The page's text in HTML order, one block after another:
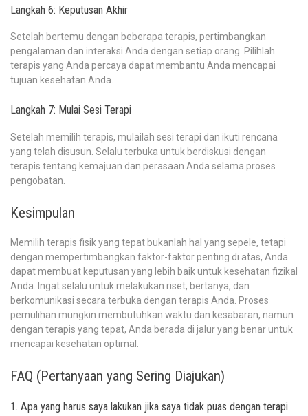
Langkah 6: Keputusan Akhir
Setelah bertemu dengan beberapa terapis, pertimbangkan
pengalaman dan interaksi Anda dengan setiap orang. Pilihlah
terapis yang Anda percaya dapat membantu Anda mencapai
tujuan kesehatan Anda.
Langkah 7: Mulai Sesi Terapi
Setelah memilih terapis, mulailah sesi terapi dan ikuti rencana
yang telah disusun. Selalu terbuka untuk berdiskusi dengan
terapis tentang kemajuan dan perasaan Anda selama proses
pengobatan.
Kesimpulan
Memilih terapis fisik yang tepat bukanlah hal yang sepele, tetapi
dengan mempertimbangkan faktor-faktor penting di atas, Anda
dapat membuat keputusan yang lebih baik untuk kesehatan fizikal
Anda. Ingat selalu untuk melakukan riset, bertanya, dan
berkomunikasi secara terbuka dengan terapis Anda. Proses
pemulihan mungkin membutuhkan waktu dan kesabaran, namun
dengan terapis yang tepat, Anda berada di jalur yang benar untuk
mencapai kesehatan optimal.
FAQ (Pertanyaan yang Sering Diajukan)
1. Apa yang harus saya lakukan jika saya tidak puas dengan terapi